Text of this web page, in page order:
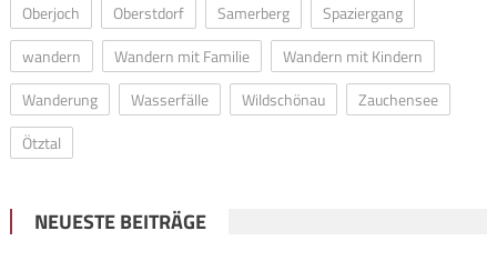
Oberjoch
Oberstdorf Samerberg
Spaziergang
wandern
Wandern mit Familie
Wandern mit Kindern
Wanderung
Wasserfälle Wildschönau
Zauchensee
Ötztal
NEUESTE BEITRÄGE